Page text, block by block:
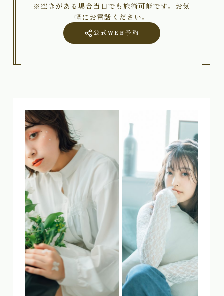
※空きがある場合当日でも施術可能です。お気
軽にお電話ください。
公式WEB予約